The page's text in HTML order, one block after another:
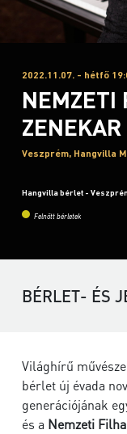
2022.11.07. - hétfő
NEMZETI
ZENEKAR
Veszprém, Hangvilla
Hangvilla bérlet -
Felnőtt bérletek
BÉRLET- ÉS
Világhírű
bérlet új évada
generációjának
és a Nemzeti